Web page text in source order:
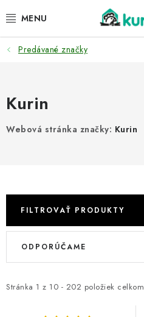
na
PRE HYDINU
DOMÁCI WELLNESS
PRE VTÁKY
Doprava
Predávané značky
Kurin
Webová stránka značky: Kurin
FILTROVAŤ PRODUKTY
V
i
Stránka 1 z 10 - 202 položiek celkom
R
e
ODPORÚČAME